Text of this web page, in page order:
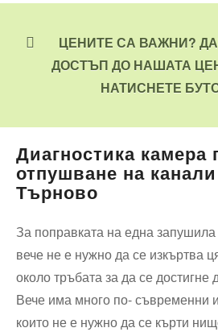
ЦЕНИТЕ СА ВАЖНИ?
ДОСТЪП ДО НАШАТА
НАТИСНЕТЕ
Диагностика камера
отпушване на
Търново
За поправката на една
вече не е нужно да се изкъртва
около тръбата за да се
Вече има много по- съвременни
които не е нужно да се кърти